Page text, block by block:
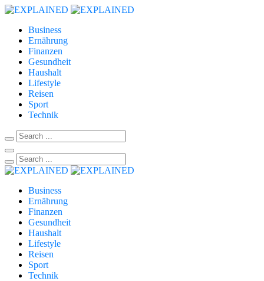
Business
Ernährung
Finanzen
Gesundheit
Haushalt
Lifestyle
Reisen
Sport
Technik
Business
Ernährung
Finanzen
Gesundheit
Haushalt
Lifestyle
Reisen
Sport
Technik